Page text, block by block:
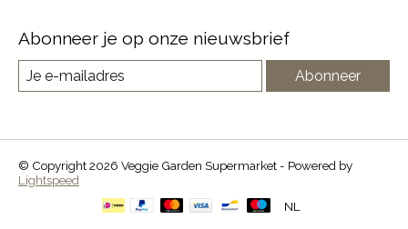
Abonneer je op onze nieuwsbrief
Abonneer
© Copyright 2026 Veggie Garden Supermarket - Powered by
Lightspeed
NL